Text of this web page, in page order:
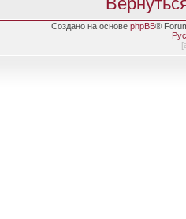
Создано на основе phpBB®
[